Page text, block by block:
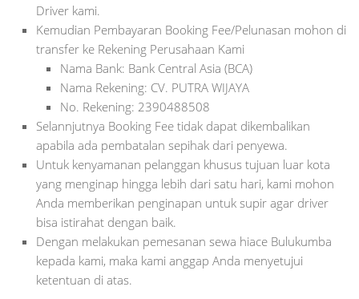
Driver kami.
Kemudian Pembayaran Booking Fee/Pelunasan mohon di
transfer ke Rekening Perusahaan Kami
Nama Bank: Bank Central Asia (BCA)
Nama Rekening: CV. PUTRA WIJAYA
No. Rekening: 2390488508
Selannjutnya Booking Fee tidak dapat dikembalikan
apabila ada pembatalan sepihak dari penyewa.
Untuk kenyamanan pelanggan khusus tujuan luar kota
yang menginap hingga lebih dari satu hari, kami mohon
Anda memberikan penginapan untuk supir agar driver
bisa istirahat dengan baik.
Dengan melakukan pemesanan sewa hiace Bulukumba
kepada kami, maka kami anggap Anda menyetujui
ketentuan di atas.